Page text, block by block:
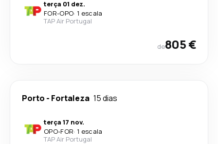
terça 01 dez.
FOR-OPO· 1 escala
TAP Air Portugal
de805 €
Porto - Fortaleza 15 dias
terça 17 nov.
OPO-FOR· 1 escala
TAP Air Portugal